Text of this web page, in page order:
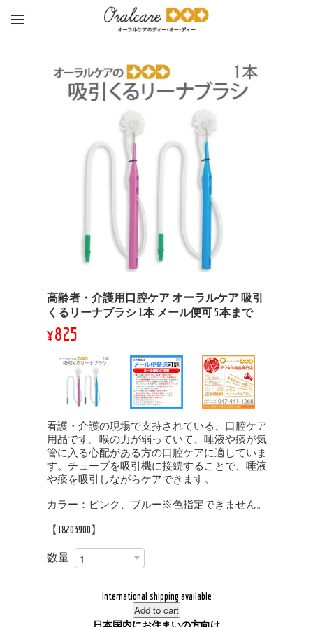
高齢者・介護用口腔ケア オーラルケア 吸引
くるリーナブラシ 1本 メール便可 5本まで
¥825
看護・介護の現場で支持されている、口腔ケア
用品です。喉の力が弱っていて、唾液や痰が気
管に入る心配がある方の口腔ケアに適していま
す。チューブを吸引機に接続することで、唾液
や痰を吸引しながらケアできます。
カラー：ピンク、ブルー※色指定できません。
【18203900】
数量
International shipping available
Add to cart